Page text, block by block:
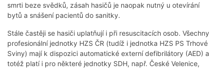
smrti beze svědků, zásah hasičů je naopak nutný u otevírání
bytů a snášení pacientů do sanitky.
Stále častěji se hasiči uplatňují i při resuscitacích osob. Všechny
profesionální jednotky HZS ČR (tudíž i jednotka HZS PS Trhové
Sviny) mají k dispozici automatické externí defibrilátory (AED) a
totéž platí i pro některé jednotky SDH, např. České Velenice,